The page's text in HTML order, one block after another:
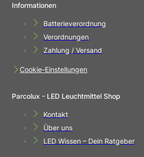
Informationen
Batterieverordnung
Verordnungen
Zahlung / Versand
Cookie-Einstellungen
Parcolux - LED Leuchtmittel Shop
Kontakt
Über uns
LED Wissen – Dein Ratgeber